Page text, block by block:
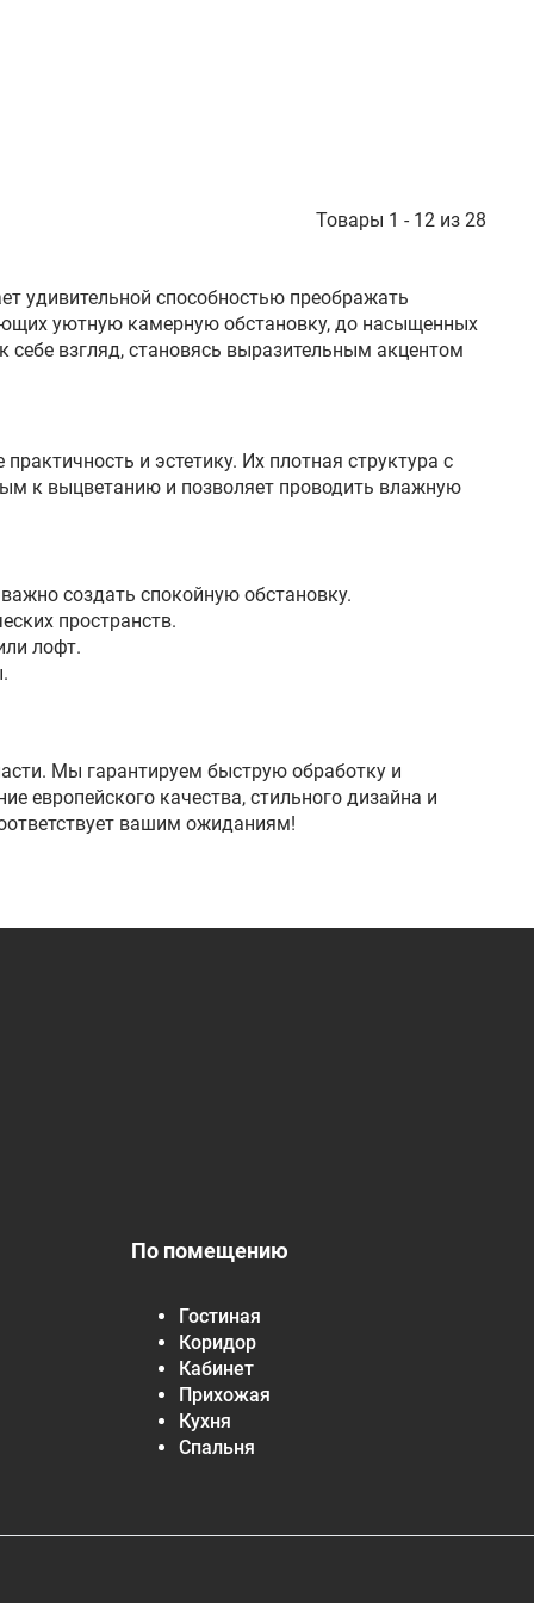
Товары 1 - 12 из 28
удивительной способностью преображать
уютную камерную обстановку, до насыщенных
взгляд, становясь выразительным акцентом
и эстетику. Их плотная структура с
к выцветанию и позволяет проводить влажную
создать спокойную обстановку.
пространств.
лофт.
Мы гарантируем быструю обработку и
европейского качества, стильного дизайна и
вашим ожиданиям!
По помещению
Гостиная
Коридор
Кабинет
Прихожая
Кухня
Спальня